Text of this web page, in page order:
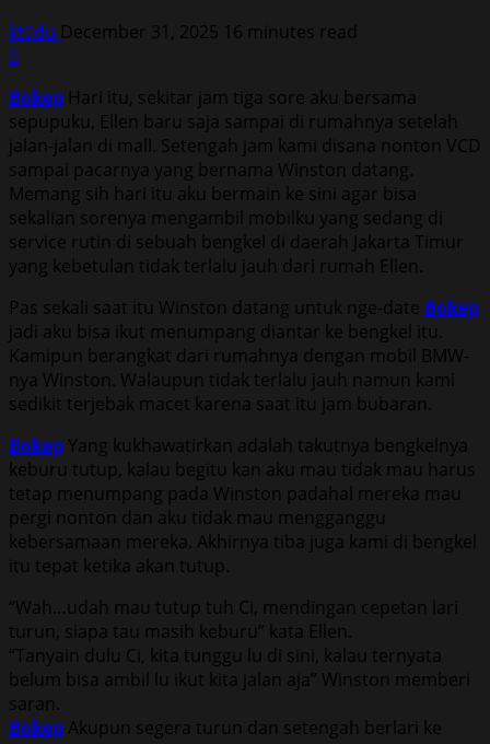
kt0du December 31, 2025 16 minutes read
0
Bokep Hari itu, sekitar jam tiga sore aku bersama
sepupuku, Ellen baru saja sampai di rumahnya setelah
jalan-jalan di mall. Setengah jam kami disana nonton VCD
sampai pacarnya yang bernama Winston datang.
Memang sih hari itu aku bermain ke sini agar bisa
sekalian sorenya mengambil mobilku yang sedang di
service rutin di sebuah bengkel di daerah Jakarta Timur
yang kebetulan tidak terlalu jauh dari rumah Ellen.
Pas sekali saat itu Winston datang untuk nge-date Bokep
jadi aku bisa ikut menumpang diantar ke bengkel itu.
Kamipun berangkat dari rumahnya dengan mobil BMW-
nya Winston. Walaupun tidak terlalu jauh namun kami
sedikit terjebak macet karena saat itu jam bubaran.
Bokep Yang kukhawatirkan adalah takutnya bengkelnya
keburu tutup, kalau begitu kan aku mau tidak mau harus
tetap menumpang pada Winston padahal mereka mau
pergi nonton dan aku tidak mau mengganggu
kebersamaan mereka. Akhirnya tiba juga kami di bengkel
itu tepat ketika akan tutup.
“Wah…udah mau tutup tuh Ci, mendingan cepetan lari
turun, siapa tau masih keburu” kata Ellen.
“Tanyain dulu Ci, kita tunggu lu di sini, kalau ternyata
belum bisa ambil lu ikut kita jalan aja” Winston memberi
saran.
Bokep Akupun segera turun dan setengah berlari ke